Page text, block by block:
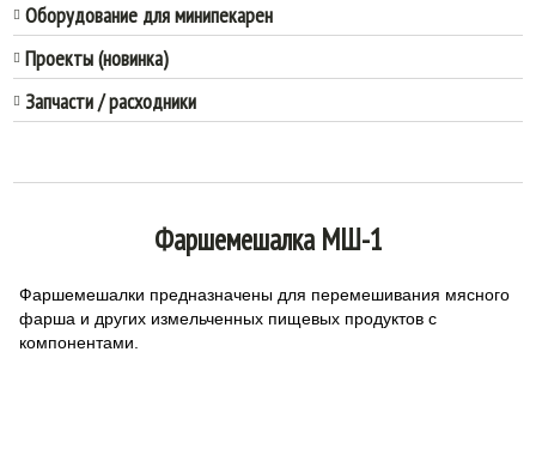
Оборудование для минипекарен
Проекты (новинка)
Запчасти / расходники
Фаршемешалка МШ-1
Фаршемешалки предназначены для перемешивания мясного
фарша и других измельченных пищевых продуктов с
компонентами.